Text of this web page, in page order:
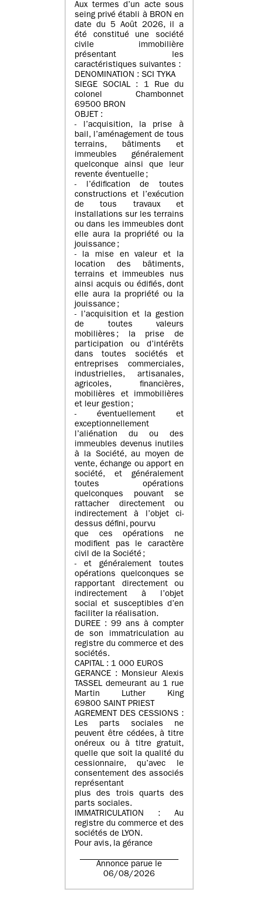
Aux termes d’un acte sous
seing privé établi à BRON en
date du 5 Août 2026, il a
été constitué une société
civile immobilière
présentant les
caractéristiques suivantes :
DENOMINATION : SCI TYKA
SIEGE SOCIAL : 1 Rue du
colonel Chambonnet
69500 BRON
OBJET :
- l’acquisition, la prise à
bail, l’aménagement de tous
terrains, bâtiments et
immeubles généralement
quelconque ainsi que leur
revente éventuelle ;
- l’édification de toutes
constructions et l’exécution
de tous travaux et
installations sur les terrains
ou dans les immeubles dont
elle aura la propriété ou la
jouissance ;
- la mise en valeur et la
location des bâtiments,
terrains et immeubles nus
ainsi acquis ou édifiés, dont
elle aura la propriété ou la
jouissance ;
- l’acquisition et la gestion
de toutes valeurs
mobilières ; la prise de
participation ou d’intérêts
dans toutes sociétés et
entreprises commerciales,
industrielles, artisanales,
agricoles, financières,
mobilières et immobilières
et leur gestion ;
- éventuellement et
exceptionnellement
l’aliénation du ou des
immeubles devenus inutiles
à la Société, au moyen de
vente, échange ou apport en
société, et généralement
toutes opérations
quelconques pouvant se
rattacher directement ou
indirectement à l’objet ci-
dessus défini, pourvu
que ces opérations ne
modifient pas le caractère
civil de la Société ;
- et généralement toutes
opérations quelconques se
rapportant directement ou
indirectement à l’objet
social et susceptibles d’en
faciliter la réalisation.
DUREE : 99 ans à compter
de son immatriculation au
registre du commerce et des
sociétés.
CAPITAL : 1 000 EUROS
GERANCE : Monsieur Alexis
TASSEL demeurant au 1 rue
Martin Luther King
69800 SAINT PRIEST
AGREMENT DES CESSIONS :
Les parts sociales ne
peuvent être cédées, à titre
onéreux ou à titre gratuit,
quelle que soit la qualité du
cessionnaire, qu’avec le
consentement des associés
représentant
plus des trois quarts des
parts sociales.
IMMATRICULATION : Au
registre du commerce et des
sociétés de LYON.
Pour avis, la gérance
Annonce parue le
06/08/2026